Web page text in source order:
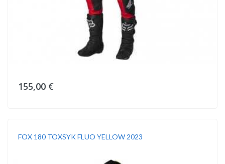
155,00 €
FOX 180 TOXSYK FLUO YELLOW 2023